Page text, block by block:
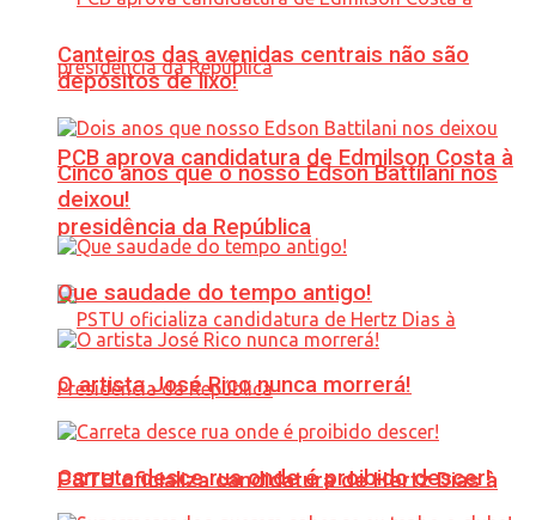
PCB aprova candidatura de Edmilson Costa à
presidência da República
PSTU oficializa candidatura de Hertz Dias à
Canteiros das avenidas centrais não são
depósitos de lixo!
Cinco anos que o nosso Edson Battilani nos
deixou!
Que saudade do tempo antigo!
O artista José Rico nunca morrerá!
Carreta desce rua onde é proibido descer!